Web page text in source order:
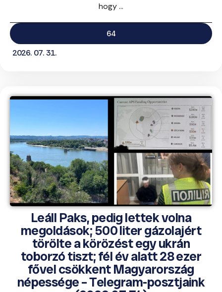
hogy ...
64
2026. 07. 31.
Leáll Paks, pedig lettek volna
megoldások; 500 liter gázolajért
törölte a körözést egy ukrán
toborzó tiszt; fél év alatt 28 ezer
fővel csökkent Magyarország
népessége – Telegram-posztjaink